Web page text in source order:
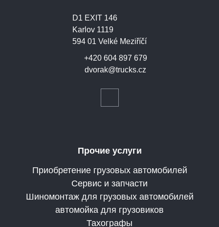
dvorak@trucks.cz
+420 604 897 679
D1 EXIT 146
Karlov 1119
594 01 Velké Meziříčí
Прочие услуги
Приобретение грузовых автомобилей
Сервис и запчасти
Шиномонтаж для грузовых автомобилей
автомойка для грузовиков
Тахографы